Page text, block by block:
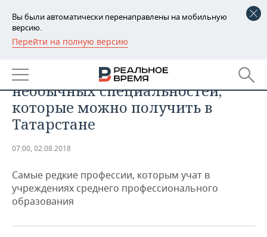
Вы были автоматически перенаправлены на мобильную
версию.
Перейти на полную версию
РЕГИОНЫ
БАШКОРТОСТАН
ТАТАРСТАН
УДМУРТИЯ
НОВОСТИ
АНАЛИТИКА
НОВОСТИ АНАЛИТИКИ
ДЕКЛАРАЦИИ О ДОХОДАХ
КОРОЛИ ГОСЗАКАЗА ПФО
ВУЗЫ ТАТАРСТАНА
ЭКОНОМИКА
НОВОСТИ ЭКОНОМИКИ
ФИНАНСЫ
БАНКИ
ПРОМЫШЛЕННОСТЬ
НОВОСТИ
ПРОМЫШЛЕННОСТИ
НЕДВИЖИМОСТЬ
НОВОСТИ НЕДВИЖИМОСТИ
АВТО
От зверолова до бутафора: топ-10
необычных специальностей,
которые можно получить в
Татарстане
07:00, 02.08.2018
Самые редкие профессии, которым учат в
учреждениях среднего профессионального
образования